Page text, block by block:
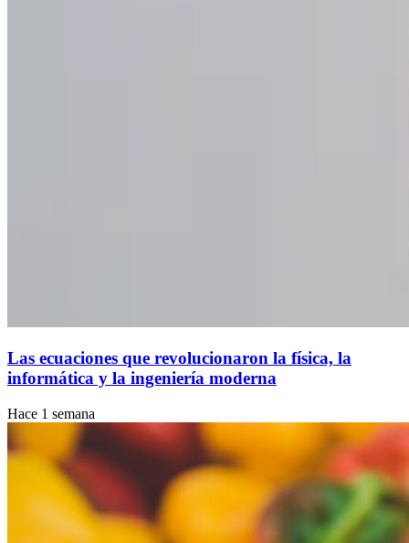
Las ecuaciones que revolucionaron la física, la
informática y la ingeniería moderna
Hace 1 semana